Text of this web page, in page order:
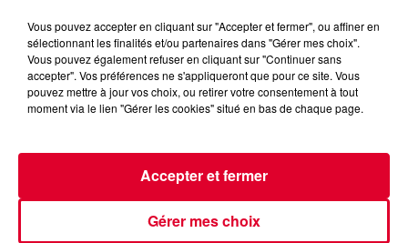
Vous pouvez accepter en cliquant sur "Accepter et fermer", ou affiner en
sélectionnant les finalités et/ou partenaires dans "Gérer mes choix".
Vous pouvez également refuser en cliquant sur "Continuer sans
accepter". Vos préférences ne s'appliqueront que pour ce site. Vous
pouvez mettre à jour vos choix, ou retirer votre consentement à tout
moment via le lien "Gérer les cookies" situé en bas de chaque page.
Gérer mes choix
Accepter et fermer